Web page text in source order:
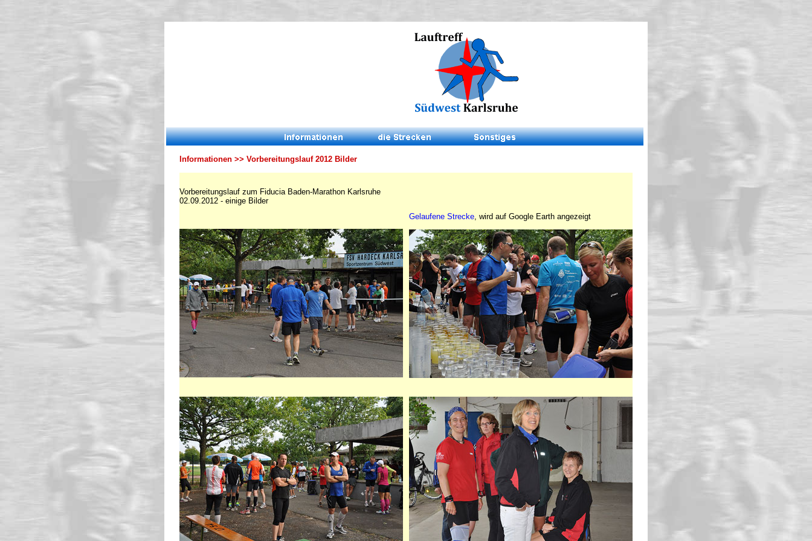
Informationen >> Vorbereitungslauf 2012 Bilder
Vorbereitungslauf zum Fiducia Baden-Marathon Karlsruhe
02.09.2012 - einige Bilder
Gelaufene Strecke, wird auf Google Earth angezeigt